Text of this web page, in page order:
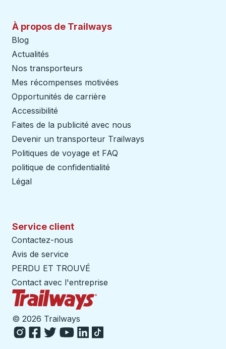
À propos de Trailways
Blog
Actualités
Nos transporteurs
Mes récompenses motivées
Opportunités de carrière
Accessibilité
Faites de la publicité avec nous
Devenir un transporteur Trailways
Politiques de voyage et FAQ
politique de confidentialité
Légal
Service client
Contactez-nous
Avis de service
PERDU ET TROUVÉ
Contact avec l'entreprise
© 2026 Trailways